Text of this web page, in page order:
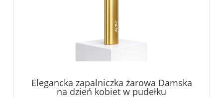
Elegancka zapalniczka żarowa Damska
na dzień kobiet w pudełku